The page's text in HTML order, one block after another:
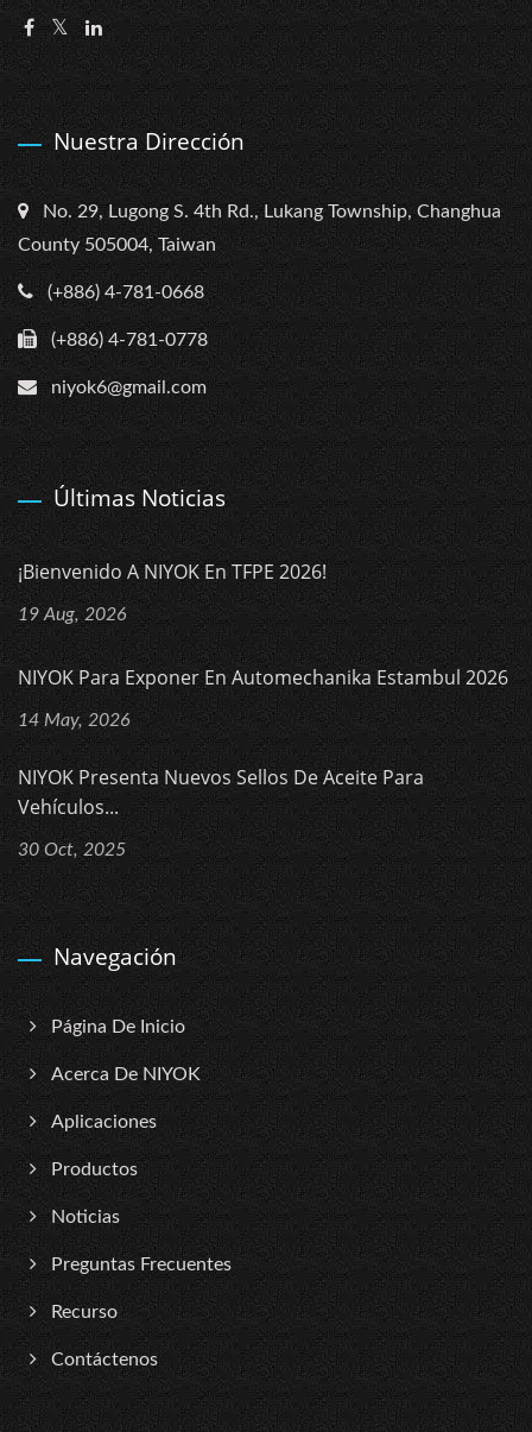
Nuestra Dirección
No. 29, Lugong S. 4th Rd., Lukang Township, Changhua
County 505004, Taiwan
(+886) 4-781-0668
(+886) 4-781-0778
niyok6@gmail.com
Últimas Noticias
¡Bienvenido A NIYOK En TFPE 2026!
19 Aug, 2026
NIYOK Para Exponer En Automechanika Estambul 2026
14 May, 2026
NIYOK Presenta Nuevos Sellos De Aceite Para
Vehículos...
30 Oct, 2025
Navegación
Página De Inicio
Acerca De NIYOK
Aplicaciones
Productos
Noticias
Preguntas Frecuentes
Recurso
Contáctenos